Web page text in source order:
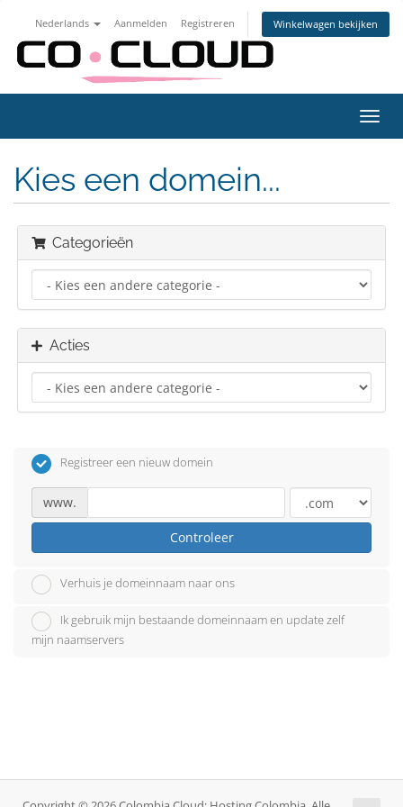
Nederlands Aanmelden Registreren Winkelwagen bekijken
in-/
Kies een domein...
Categorieën
Acties
Registreer een nieuw domein
www.
Controleer
Verhuis je domeinnaam naar ons
Ik gebruik mijn bestaande domeinnaam en update zelf
mijn naamservers